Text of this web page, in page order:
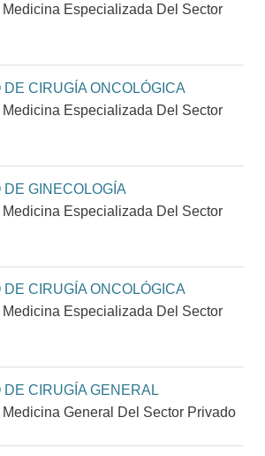
Especializada Del Sector
CIRUGÍA ONCOLÓGICA
Especializada Del Sector
GINECOLOGÍA
Especializada Del Sector
CIRUGÍA ONCOLÓGICA
Especializada Del Sector
CIRUGÍA GENERAL
General Del Sector Privado